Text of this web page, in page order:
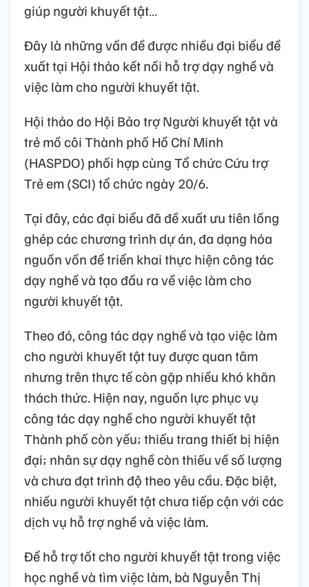
giúp người khuyết tật…
Đây là những vấn đề được nhiều đại biểu đề
xuất tại Hội thảo kết nối hỗ trợ dạy nghề và
việc làm cho người khuyết tật.
Hội thảo do Hội Bảo trợ Người khuyết tật và
trẻ mồ côi Thành phố Hồ Chí Minh
(HASPDO) phối hợp cùng Tổ chức Cứu trợ
Trẻ em (SCI) tổ chức ngày 20/6.
Tại đây, các đại biểu đã đề xuất ưu tiên lồng
ghép các chương trình dự án, đa dạng hóa
nguồn vốn để triển khai thực hiện công tác
dạy nghề và tạo đầu ra về việc làm cho
người khuyết tật.
Theo đó, công tác dạy nghề và tạo việc làm
cho người khuyết tật tuy được quan tâm
nhưng trên thực tế còn gặp nhiều khó khăn
thách thức. Hiện nay, nguồn lực phục vụ
công tác dạy nghề cho người khuyết tật
Thành phố còn yếu; thiếu trang thiết bị hiện
đại; nhân sự dạy nghề còn thiếu về số lượng
và chưa đạt trình độ theo yêu cầu. Đặc biệt,
nhiều người khuyết tật chưa tiếp cận với các
dịch vụ hỗ trợ nghề và việc làm.
Để hỗ trợ tốt cho người khuyết tật trong việc
học nghề và tìm việc làm, bà Nguyễn Thị